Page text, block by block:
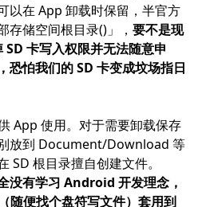
以在 App 卸载时保留 ，半官方
存储空间根目录()」，要不是现
卡写入权限并无法随意申
恐怕我们的 SD 卡变成坟场指日
App 使用。对于需要卸载保存
放到 Document/Download 等
SD 根目录擅自创建文件。
没有学习 Android 开发理念，
随便找个盘符写文件）套用到